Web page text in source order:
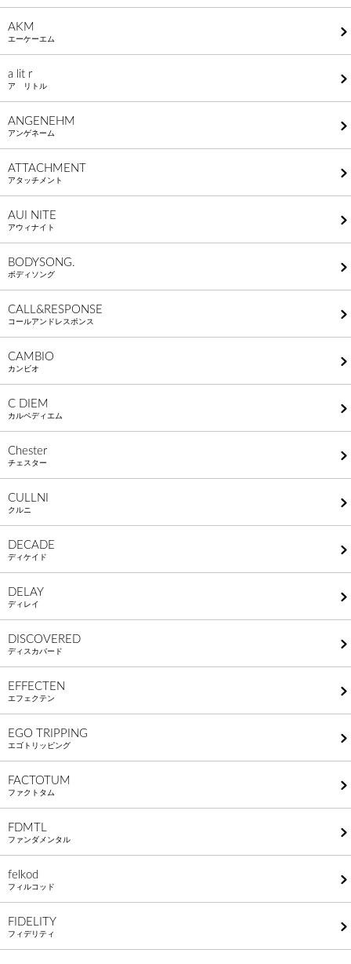
AKM
エーケーエム
a lit r
ア リトル
ANGENEHM
アンゲネーム
ATTACHMENT
アタッチメント
AUI NITE
アウィナイト
BODYSONG.
ボディソング
CALL&RESPONSE
コールアンドレスポンス
CAMBIO
カンビオ
C DIEM
カルペディエム
Chester
チェスター
CULLNI
クルニ
DECADE
ディケイド
DELAY
ディレイ
DISCOVERED
ディスカバード
EFFECTEN
エフェクテン
EGO TRIPPING
エゴトリッピング
FACTOTUM
ファクトタム
FDMTL
ファンダメンタル
felkod
フィルコッド
FIDELITY
フィデリティ